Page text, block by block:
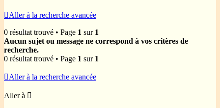
Aller à la recherche avancée
0 résultat trouvé • Page 1 sur 1
Aucun sujet ou message ne correspond à vos critères de
recherche.
0 résultat trouvé • Page 1 sur 1
Aller à la recherche avancée
Aller à